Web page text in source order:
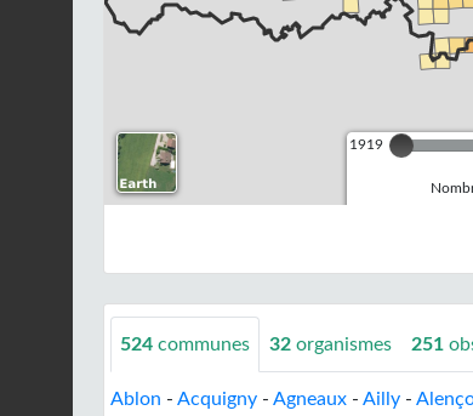
1919
524 communes 32 organismes 251
Ablon - Acquigny - Agneaux - Ailly -